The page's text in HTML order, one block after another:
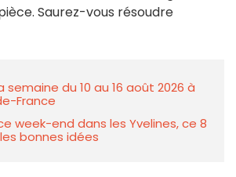
Saurez-vous résoudre
semaine du 10 au 16 août 2026 à
France
week-end dans les Yvelines, ce 8
bonnes idées